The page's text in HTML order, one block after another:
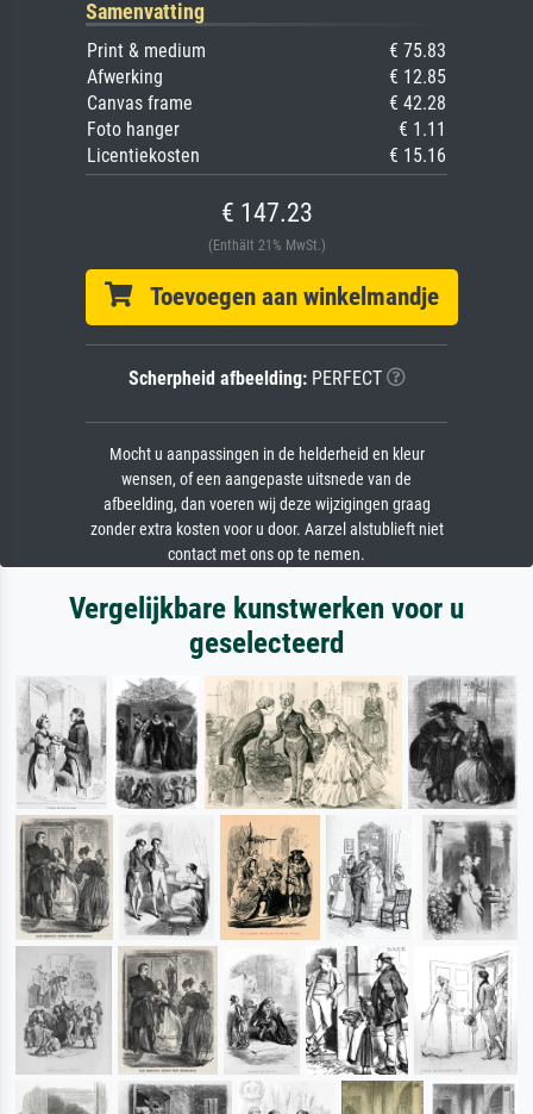
Samenvatting
Print & medium
€ 75.83
Afwerking
€ 12.85
Canvas frame
€ 42.28
Foto hanger
€ 1.11
Licentiekosten
€ 15.16
€ 147.23
(Enthält 21% MwSt.)
Toevoegen aan winkelmandje
Scherpheid afbeelding:PERFECT
Mocht u aanpassingen in de helderheid en kleur
wensen, of een aangepaste uitsnede van de
afbeelding, dan voeren wij deze wijzigingen graag
zonder extra kosten voor u door. Aarzel alstublieft niet
contact met ons op te nemen.
Vergelijkbare kunstwerken voor u
geselecteerd